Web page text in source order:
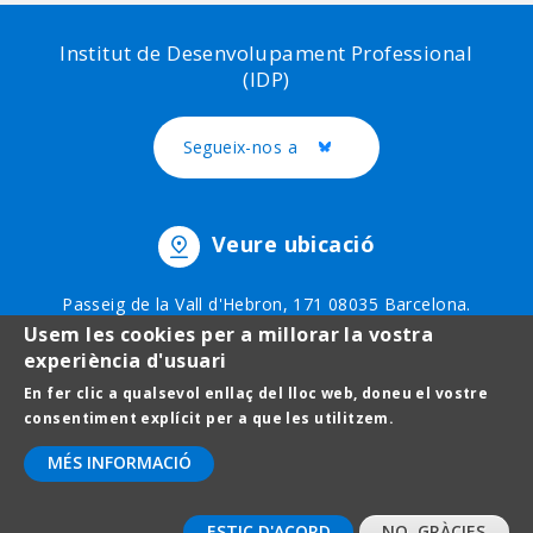
Institut de Desenvolupament Professional
(IDP)
Segueix-nos a Twitter
Veure ubicació
Passeig de la Vall d'Hebron, 171 08035 Barcelona.
Telèfon: 93 403 51 75
Footer
menu
Avís legal
Protecció de dades
Usem les cookies per a millorar la vostra
experiència d'usuari
En fer clic a qualsevol enllaç del lloc web, doneu el vostre
consentiment explícit per a que les utilitzem.
MÉS INFORMACIÓ